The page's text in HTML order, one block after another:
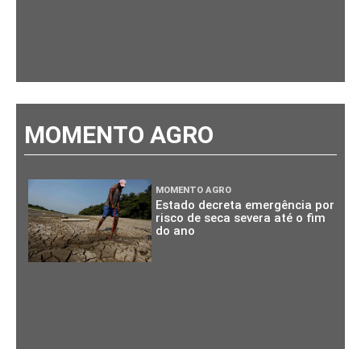
MOMENTO AGRO
MOMENTO AGRO
Estado decreta emergência por
risco de seca severa até o fim
do ano